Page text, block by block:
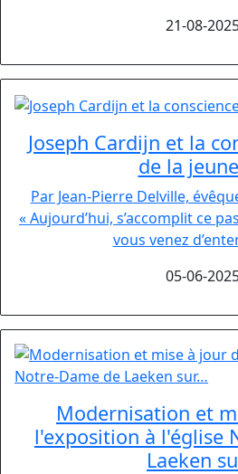
21-08-
Joseph Cardijn et la
de la
Par Jean-Pierre Delville,
« Aujourd’hui, s’accomplit ce
vous venez
05-06-
Modernisation et
l'exposition à l'église
Laeken